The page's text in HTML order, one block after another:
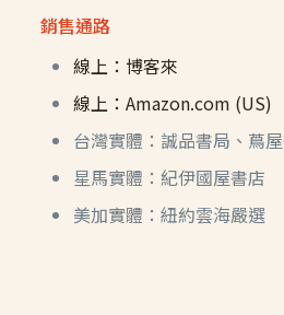
銷售通路
線上：博客來
線上：Amazon.com (US)
台灣實體：誠品書局、蔦
星馬實體：紀伊國屋書店
美加實體：紐約雲海嚴選